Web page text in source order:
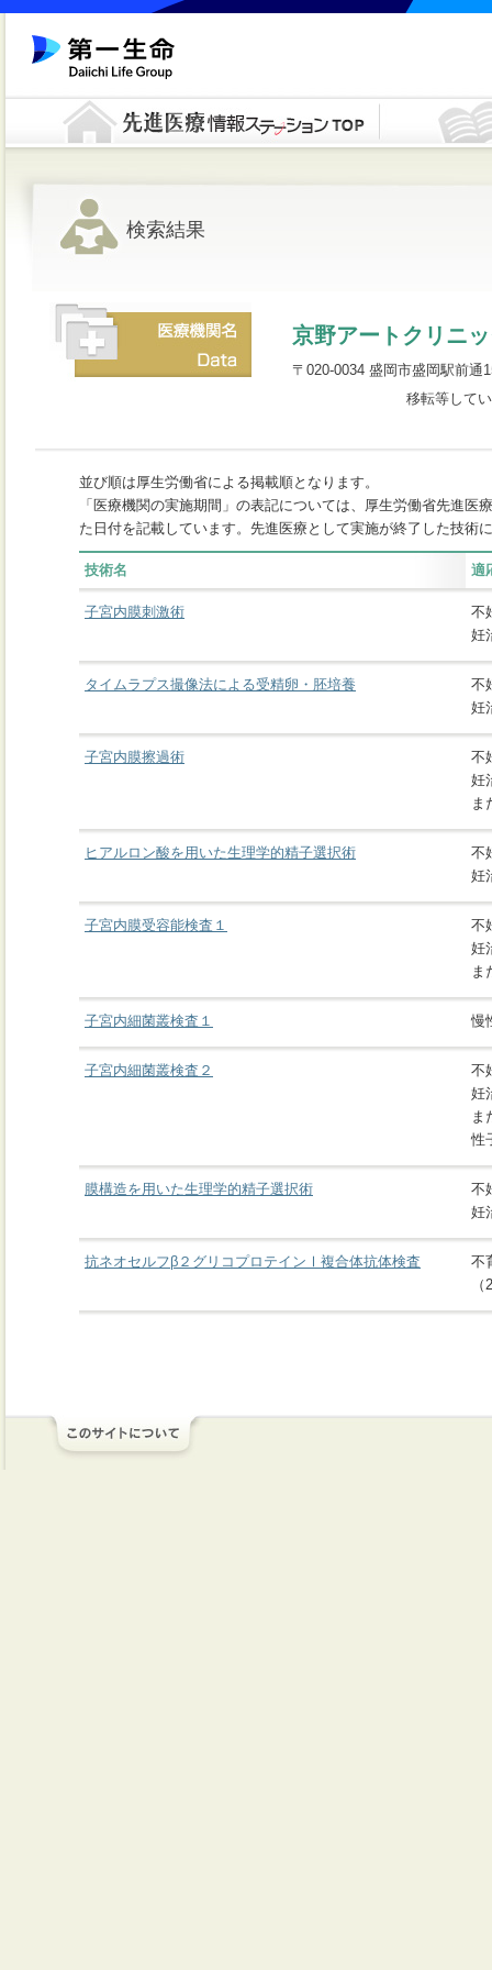
検索結果
京野アートクリニ
〒020-0034 盛岡市盛岡駅前通
移転等して
並び順は厚生労働省による掲載順となります。
「医療機関の実施期間」の表記については、厚生労働省先進
た日付を記載しています。先進医療として実施が終了した技術
技術名 適
子宮内膜刺激術
不
妊
タイムラプス撮像法による受精卵・胚培養
不
妊
子宮内膜擦過術
不
妊
ま
ヒアルロン酸を用いた生理学的精子選択術
不
妊
子宮内膜受容能検査１
不
妊
ま
子宮内細菌叢検査１ 慢
子宮内細菌叢検査２
不
妊
ま
性
膜構造を用いた生理学的精子選択術
不
妊
抗ネオセルフβ２グリコプロテインⅠ複合体抗体検査
不